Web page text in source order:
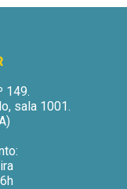
149.
sala 1001.